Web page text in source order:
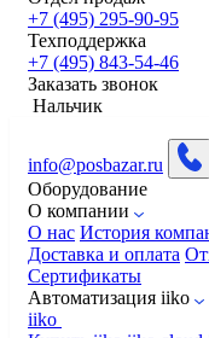
+7 (495) 295-90-95
Техподдержка
+7 (495) 843-54-46
Заказать звонок
Нальчик
info@posbazar.ru
Оборудование
О компании
О нас История
Доставка и оплата
Сертификаты
Автоматизация iiko
iiko